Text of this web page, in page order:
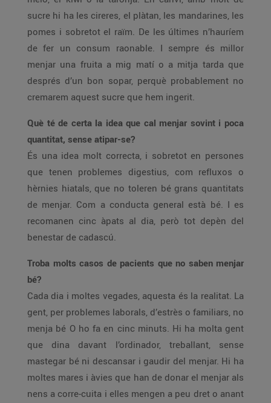
sucre hi ha les cireres, el plàtan, les mandarines, les
pomes i sobretot el raïm. De les últimes n’hauríem
de fer un consum raonable. I sempre és millor
menjar una fruita a mig matí o a mitja tarda que
després d’un bon sopar, perquè probablement no
cremarem aquest sucre que hem ingerit.
Què té de certa la idea que cal menjar sovint i poca
quantitat, sense atipar-se?
És una idea molt correcta, i sobretot en persones
que tenen problemes digestius, com refluxos o
hèrnies hiatals, que no toleren bé grans quantitats
de menjar. Com a conducta general està bé. I es
recomanen cinc àpats al dia, però tot depèn del
benestar de cadascú.
Troba molts casos de pacients que no saben menjar
bé?
Cada dia i moltes vegades, aquesta és la realitat. La
gent, per problemes laborals, d’estrès o familiars, no
menja bé O ho fa en cinc minuts. Hi ha molta gent
que dina davant l’ordinador, treballant, sense
mastegar bé ni descansar i gaudir del menjar. Hi ha
moltes mares i àvies que han de donar el menjar als
nens a corre-cuita i elles mengen a peu dret o anant